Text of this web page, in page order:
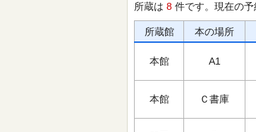
所蔵は 8 件です。現在の予
所蔵館 本の場所
本館 A1
本館 Ｃ書庫